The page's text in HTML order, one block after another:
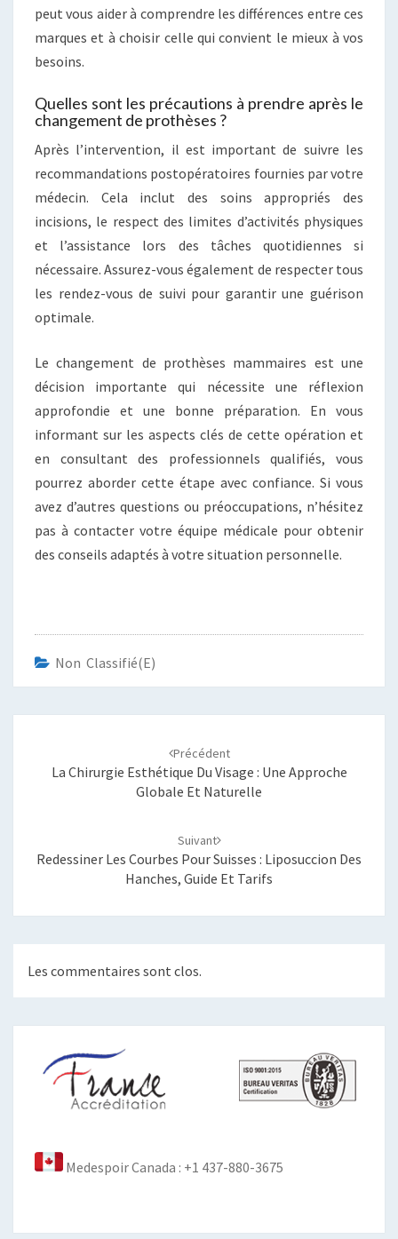
peut vous aider à comprendre les différences entre ces
marques et à choisir celle qui convient le mieux à vos
besoins.
Quelles sont les précautions à prendre après le
changement de prothèses ?
Après l’intervention, il est important de suivre les
recommandations postopératoires fournies par votre
médecin. Cela inclut des soins appropriés des
incisions, le respect des limites d’activités physiques
et l’assistance lors des tâches quotidiennes si
nécessaire. Assurez-vous également de respecter tous
les rendez-vous de suivi pour garantir une guérison
optimale.
Le changement de prothèses mammaires est une
décision importante qui nécessite une réflexion
approfondie et une bonne préparation. En vous
informant sur les aspects clés de cette opération et
en consultant des professionnels qualifiés, vous
pourrez aborder cette étape avec confiance. Si vous
avez d’autres questions ou préoccupations, n’hésitez
pas à contacter votre équipe médicale pour obtenir
des conseils adaptés à votre situation personnelle.
Non Classifié(e)
Précédent
La Chirurgie Esthétique Du Visage : Une Approche
Globale Et Naturelle
Suivant
Redessiner Les Courbes Pour Suisses : Liposuccion Des
Hanches, Guide Et Tarifs
Les commentaires sont clos.
Medespoir Canada : +1 437-880-3675